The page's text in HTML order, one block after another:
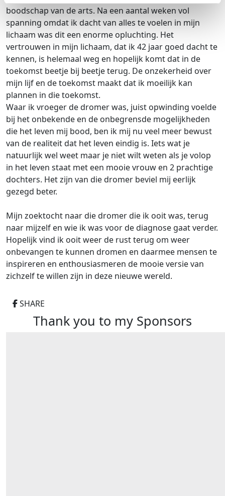
boodschap van de arts. Na een aantal weken vol
spanning omdat ik dacht van alles te voelen in mijn
lichaam was dit een enorme opluchting. Het
vertrouwen in mijn lichaam, dat ik 42 jaar goed dacht te
kennen, is helemaal weg en hopelijk komt dat in de
toekomst beetje bij beetje terug. De onzekerheid over
mijn lijf en de toekomst maakt dat ik moeilijk kan
plannen in die toekomst.
Waar ik vroeger de dromer was, juist opwinding voelde
bij het onbekende en de onbegrensde mogelijkheden
die het leven mij bood, ben ik mij nu veel meer bewust
van de realiteit dat het leven eindig is. Iets wat je
natuurlijk wel weet maar je niet wilt weten als je volop
in het leven staat met een mooie vrouw en 2 prachtige
dochters. Het zijn van die dromer beviel mij eerlijk
gezegd beter.
Mijn zoektocht naar die dromer die ik ooit was, terug
naar mijzelf en wie ik was voor de diagnose gaat verder.
Hopelijk vind ik ooit weer de rust terug om weer
onbevangen te kunnen dromen en daarmee mensen te
inspireren en enthousiasmeren de mooie versie van
zichzelf te willen zijn in deze nieuwe wereld.
SHARE
Thank you to my Sponsors